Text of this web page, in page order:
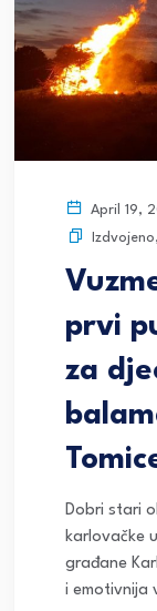
April 19,
Izdvojeno,
prvi
za
Dobri stari
karlovačke
građane
i emotivnija